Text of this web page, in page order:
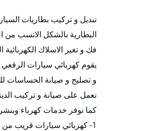
تبديل و تركيب بطاريات
البطارية بالشكل الانسب من
فك و تغير الاسلاك
يقوم كهربائي سيارات
و تصليح و صيانة الحساسات
نعمل على صيانة و تركيب
كما نوفر خدمات كهرباء
1- كهربائي سيارات قريب من موقعي الرقعي